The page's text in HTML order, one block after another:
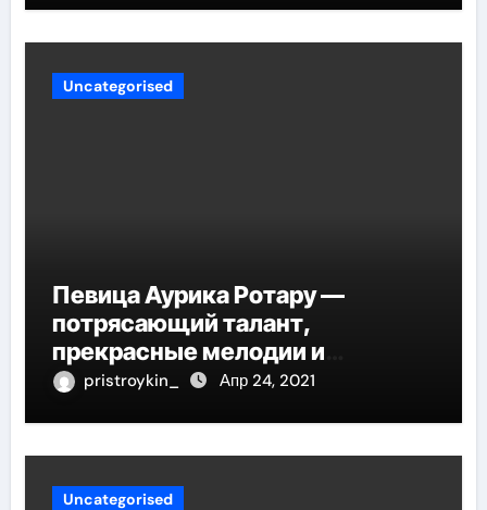
Uncategorised
Певица Аурика Ротару —
потрясающий талант,
прекрасные мелодии и
интересные моменты из её
pristroykin_ Апр 24, 2021
Uncategorised